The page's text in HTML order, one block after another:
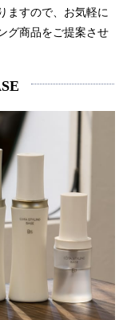
ますので、お気軽に
グ商品をご提案させ